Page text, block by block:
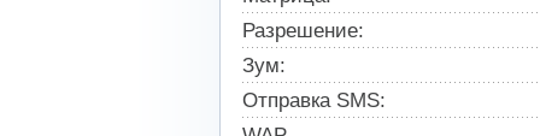
Разрешение:
Зум:
Отправка SMS: